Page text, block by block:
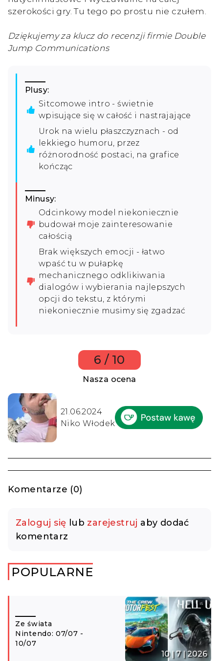
szerokości gry. Tu tego po prostu nie czułem.
Dziękujemy za klucz do recenzji firmie Double
Jump Communications
Plusy:
Sitcomowe intro - świetnie
wpisujące się w całość i nastrajające
Urok na wielu płaszczyznach - od
lekkiego humoru, przez
różnorodność postaci, na grafice
kończąc
Minusy:
Odcinkowy model niekoniecznie
budował moje zainteresowanie
całością
Brak większych emocji - łatwo
wpaść tu w pułapkę
mechanicznego odklikiwania
dialogów i wybierania najlepszych
opcji do tekstu, z którymi
niekoniecznie musimy się zgadzać
6 / 10
Nasza ocena
21.06.2024
Niko Włodek
Komentarze (0)
Zaloguj się lub zarejestruj aby dodać
komentarz
POPULARNE
Ze świata
Nintendo: 07/07 -
10/07
10 | 7 | 2026